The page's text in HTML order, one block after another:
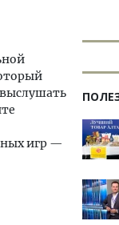
выслушать
игр —